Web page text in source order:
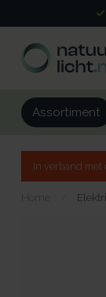
Assortiment
In verband met
Home